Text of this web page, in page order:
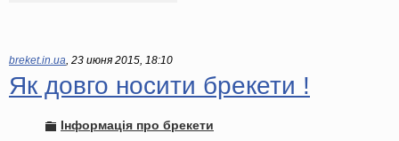
breket.in.ua, 23 июня 2015, 18:10
Як довго носити брекети !
Інформація про брекети